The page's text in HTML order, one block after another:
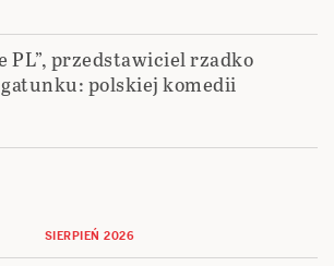
PL”, przedstawiciel rzadko
polskiej komedii
SIERPIEŃ 2026